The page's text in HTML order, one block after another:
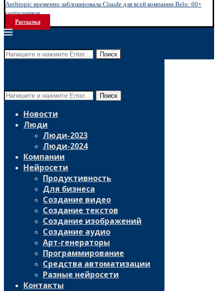
Anthropic временно заблокировала Claude для всей компании Belo: 60+
сотрудников...
Рассылка
Поиск
Поиск
Новости
Люди
Люди-2023
Люди-2024
Компании
Нейросети
Продуктивность
Для бизнеса
Создание видео
Создание текстов
Создание изображений
Создание аудио
Арт-генераторы
Программирование
Средства автоматизации
Разные нейросети
Контакты